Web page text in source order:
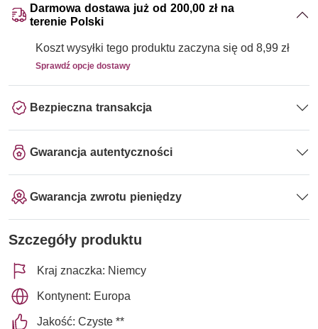
Darmowa dostawa już od 200,00 zł na
terenie Polski
Koszt wysyłki tego produktu zaczyna się od 8,99 zł
Sprawdź opcje dostawy
Bezpieczna transakcja
Gwarancja autentyczności
Gwarancja zwrotu pieniędzy
Szczegóły produktu
Kraj znaczka: Niemcy
Kontynent: Europa
Jakość: Czyste **